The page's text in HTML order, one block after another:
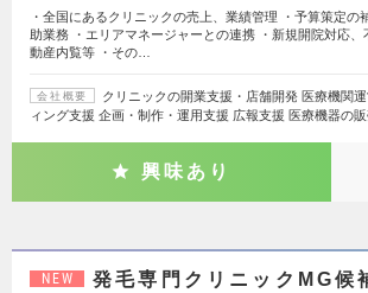
・全国にあるクリニックの売上、業績管理 ・予算策定の
助業務 ・エリアマネージャーとの連携 ・新規開院対応、
動産内覧等 ・その…
会社概要
クリニックの開業支援・店舗開発 医療機関
ィング支援 企画・制作・運用支援 広報支援 医療機器の
興味あり
NEW
発毛専門クリニックMG候